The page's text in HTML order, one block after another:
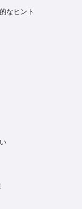
なヒント